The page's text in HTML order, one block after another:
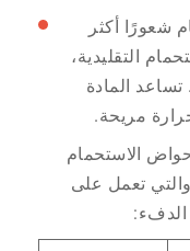
شعورًا أكثر
التقليدية،
المادة
مريحة.
الاستحمام
تعمل على
الدفء: